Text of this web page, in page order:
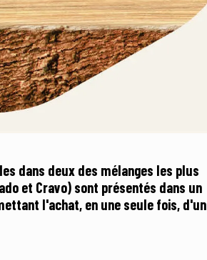
dans deux des mélanges les plus
et Cravo) sont présentés dans un
l'achat, en une seule fois, d'un